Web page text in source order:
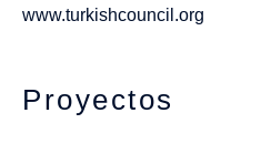
www.turkishcouncil.org
Proyectos